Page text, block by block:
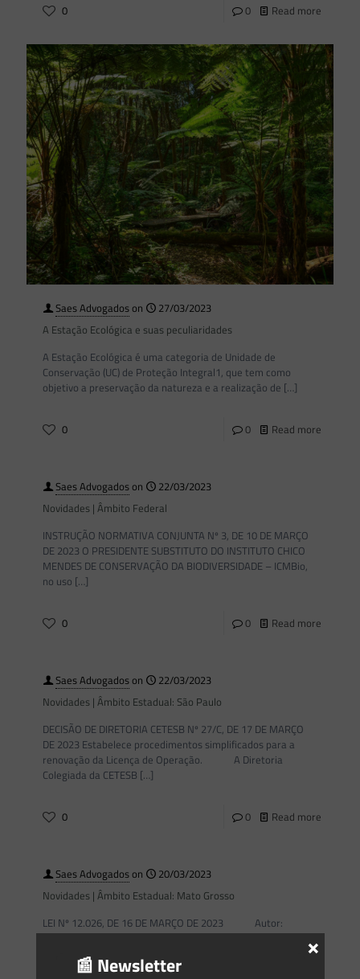
0 0 Read more
Saes Advogadoson
27/03/2023
A Estação Ecológica e suas peculiaridades
A Estação Ecológica é uma categoria de Unidade de
Conservação (UC) de Proteção Integral1, que tem como
objetivo a preservação da natureza e a realização de […]
0 0 Read more
Saes Advogadoson
22/03/2023
Novidades | Âmbito Federal
INSTRUÇÃO NORMATIVA CONJUNTA Nº 3, DE 10 DE MARÇO
DE 2023 O PRESIDENTE SUBSTITUTO DO INSTITUTO CHICO
MENDES DE CONSERVAÇÃO DA BIODIVERSIDADE – ICMBio,
no uso […]
0 0 Read more
Saes Advogadoson
22/03/2023
Novidades | Âmbito Estadual: São Paulo
DECISÃO DE DIRETORIA CETESB Nº 27/C, DE 17 DE MARÇO
DE 2023 Estabelece procedimentos simplificados para a
renovação da Licença de Operação. A Diretoria
Colegiada da CETESB […]
0 0 Read more
Saes Advogadoson
20/03/2023
Novidades | Âmbito Estadual: Mato Grosso
LEI Nº 12.026, DE 16 DE MARÇO DE 2023 Autor:
Deputado Eduardo Botelho Dispõe sobre o cadastramento,
monitoramento e recuperação das nascentes, matas ciliares
e entorno do[…]
📰 Newsletter
×